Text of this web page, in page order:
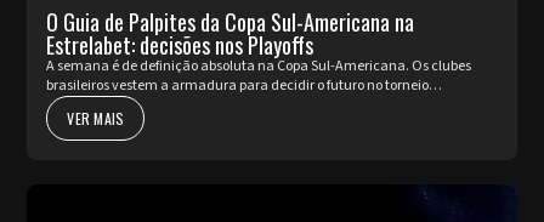
O Guia de Palpites da Copa Sul-Americana na
Estrelabet: decisões nos Playoffs
A semana é de definição absoluta na Copa Sul-Americana. Os clubes
brasileiros vestem a armadura para decidir o futuro no torneio
internacional diante da sua torcida, valendo a cobiçada vaga nas oi...
VER MAIS